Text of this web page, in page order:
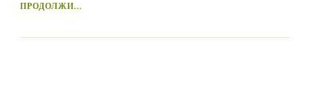
ПРОДОЛЖИ...